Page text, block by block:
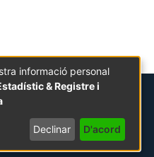
informació personal
& Registre i
Declinar D'acord